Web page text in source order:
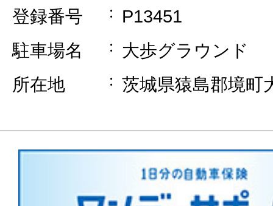
登録番号
P13451
駐車場名
大歩グラウンド
所在地
茨城県猿島郡境町